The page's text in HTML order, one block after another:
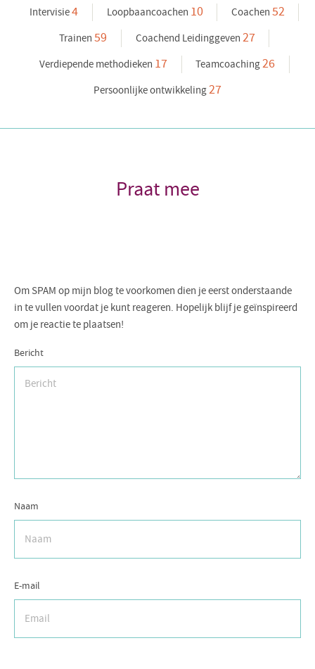
Intervisie4 Loopbaancoachen 10 Coachen 52
Trainen59 Coachend Leidinggeven 27
Verdiepende methodieken 17 Teamcoaching26
Persoonlijke ontwikkeling27
Praat mee
Om SPAM op mijn blog te voorkomen dien je eerst onderstaande
in te vullen voordat je kunt reageren. Hopelijk blijf je geïnspireerd
om je reactie te plaatsen!
Bericht
Naam
E-mail